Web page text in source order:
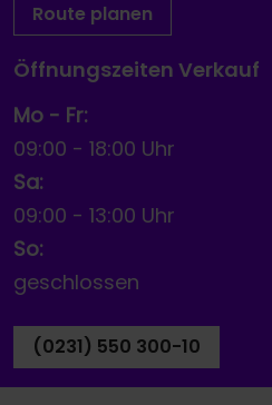
Route planen
Öffnungszeiten Verkauf
Mo - Fr:
09:00 - 18:00 Uhr
Sa:
09:00 - 13:00 Uhr
So:
geschlossen
(0231) 550 300-10